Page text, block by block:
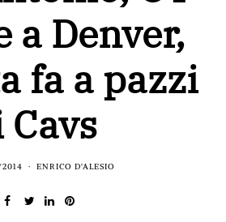
a Denver,
fa a pazzi
Cavs
ENRICO D'ALESIO